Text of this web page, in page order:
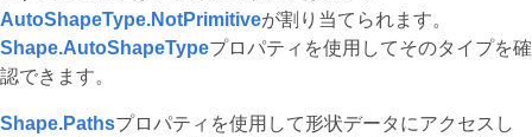
AutoShapeType.NotPrimitiveが割り当てられます。
Shape.AutoShapeTypeプロパティを使用してそのタイプを確
認できます。
Shape.Pathsプロパティを使用して形状データにアクセスし